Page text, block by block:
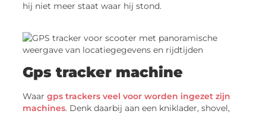
hij niet meer staat waar hij stond.
Gps tracker machine
Waargps trackers veel voor worden ingezet zijn
machines. Denk daarbij aan een kniklader, shovel,